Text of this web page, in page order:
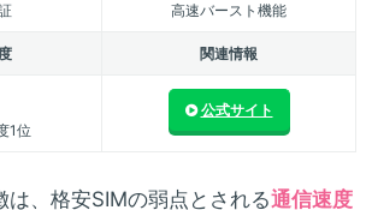
高速バースト機能
関連情報
1位
公式サイト
、格安SIMの弱点とされる通信速度